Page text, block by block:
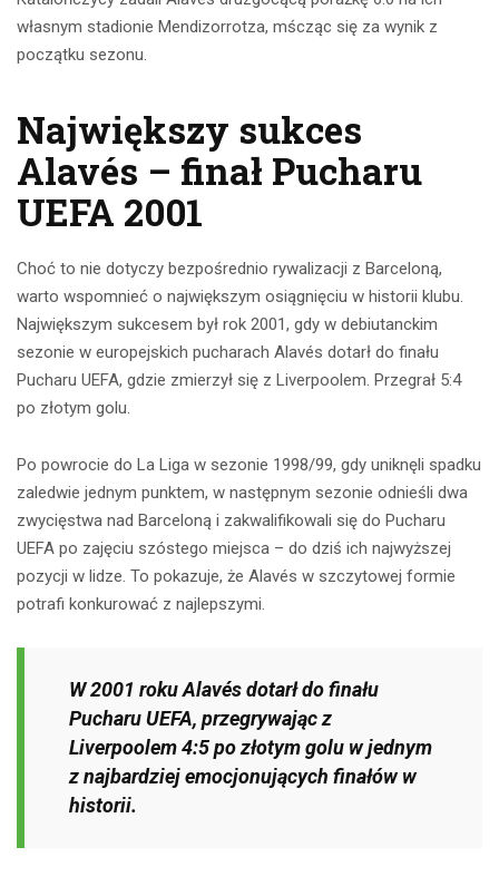
własnym stadionie Mendizorrotza, mścząc się za wynik z
początku sezonu.
Największy sukces
Alavés – finał Pucharu
UEFA 2001
Choć to nie dotyczy bezpośrednio rywalizacji z Barceloną,
warto wspomnieć o największym osiągnięciu w historii klubu.
Największym sukcesem był rok 2001, gdy w debiutanckim
sezonie w europejskich pucharach Alavés dotarł do finału
Pucharu UEFA, gdzie zmierzył się z Liverpoolem. Przegrał 5:4
po złotym golu.
Po powrocie do La Liga w sezonie 1998/99, gdy uniknęli spadku
zaledwie jednym punktem, w następnym sezonie odnieśli dwa
zwycięstwa nad Barceloną i zakwalifikowali się do Pucharu
UEFA po zajęciu szóstego miejsca – do dziś ich najwyższej
pozycji w lidze. To pokazuje, że Alavés w szczytowej formie
potrafi konkurować z najlepszymi.
W 2001 roku Alavés dotarł do finału
Pucharu UEFA, przegrywając z
Liverpoolem 4:5 po złotym golu w jednym
z najbardziej emocjonujących finałów w
historii.